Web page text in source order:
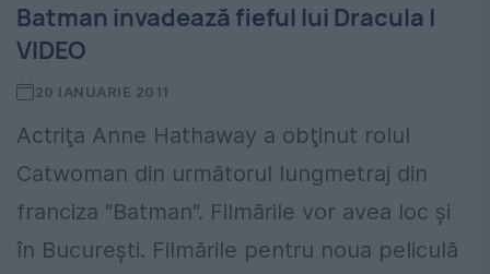
Batman invadează fieful lui Dracula |
VIDEO
20 IANUARIE 2011
Actriţa Anne Hathaway a obţinut rolul
Catwoman din următorul lungmetraj din
franciza "Batman". Filmările vor avea loc şi
în Bucureşti. Filmările pentru noua peliculă